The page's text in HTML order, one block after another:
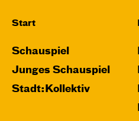
Start
Schauspiel
Junges Schauspiel
Stadt:Kollektiv